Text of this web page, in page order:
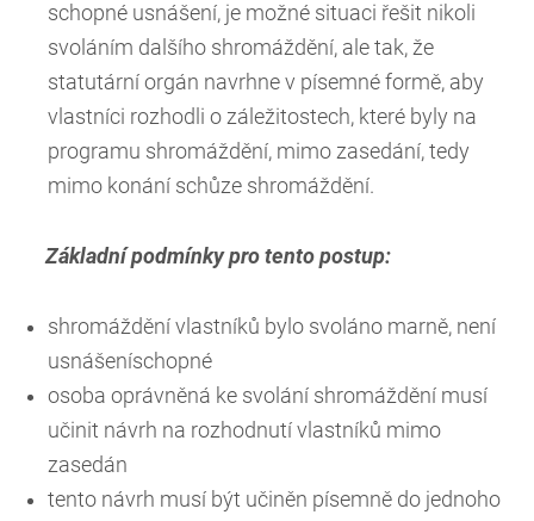
schopné usnášení, je možné situaci řešit nikoli
svoláním dalšího shromáždění, ale tak, že
statutární orgán navrhne v písemné formě, aby
vlastníci rozhodli o záležitostech, které byly na
programu shromáždění, mimo zasedání, tedy
mimo konání schůze shromáždění.
Základní podmínky pro tento postup:
shromáždění vlastníků bylo svoláno marně, není
usnášeníschopné
osoba oprávněná ke svolání shromáždění musí
učinit návrh na rozhodnutí vlastníků mimo
zasedán
tento návrh musí být učiněn písemně do jednoho